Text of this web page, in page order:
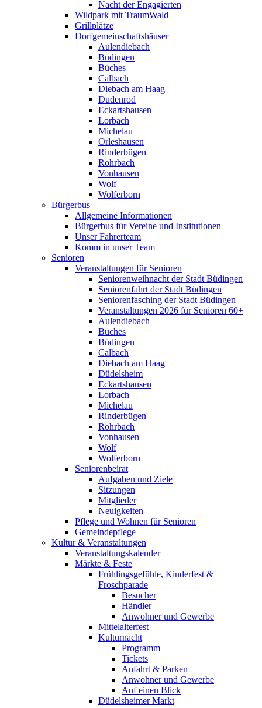
Nacht der Engagierten
Wildpark mit TraumWald
Grillplätze
Dorfgemeinschaftshäuser
Aulendiebach
Büdingen
Büches
Calbach
Diebach am Haag
Dudenrod
Eckartshausen
Lorbach
Michelau
Orleshausen
Rinderbügen
Rohrbach
Vonhausen
Wolf
Wolferborn
Bürgerbus
Allgemeine Informationen
Bürgerbus für Vereine und Institutionen
Unser Fahrerteam
Komm in unser Team
Senioren
Veranstaltungen für Senioren
Seniorenweihnacht der Stadt Büdingen
Seniorenfahrt der Stadt Büdingen
Seniorenfasching der Stadt Büdingen
Veranstaltungen 2026 für Senioren 60+
Aulendiebach
Büches
Büdingen
Calbach
Diebach am Haag
Düdelsheim
Eckartshausen
Lorbach
Michelau
Rinderbügen
Rohrbach
Vonhausen
Wolf
Wolferborn
Seniorenbeirat
Aufgaben und Ziele
Sitzungen
Mitglieder
Neuigkeiten
Pflege und Wohnen für Senioren
Gemeindepflege
Kultur & Veranstaltungen
Veranstaltungskalender
Märkte & Feste
Frühlingsgefühle, Kinderfest &
Froschparade
Besucher
Händler
Anwohner und Gewerbe
Mittelalterfest
Kulturnacht
Programm
Tickets
Anfahrt & Parken
Anwohner und Gewerbe
Auf einen Blick
Düdelsheimer Markt